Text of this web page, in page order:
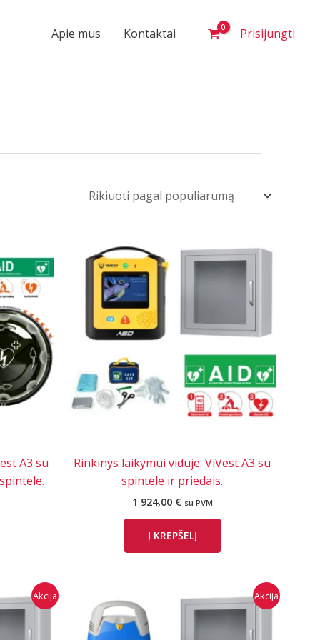
Apie mus Kontaktai Prisijungti
A3 su
Rinkinys laikymui viduje: ViVest A3 su
spintele ir priedais.
1 924,00 € su PVM
Į KREPŠELĮ
Akcija Akcija